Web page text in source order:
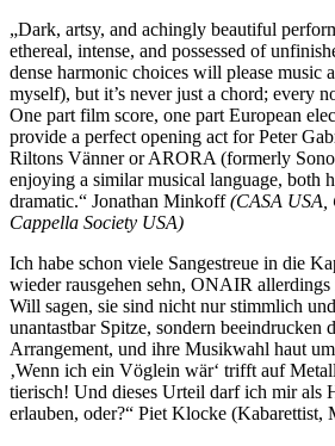
„Dark, artsy, and achingly beautiful
ethereal, intense, and possessed of
dense harmonic choices will please music
myself), but it’s never just a chord; every
One part film score, one part European
provide a perfect opening act for Peter
Riltons Vänner or ARORA (formerly
enjoying a similar musical language, both
dramatic.“ Jonathan Minkoff(CASA USA,
Cappella Society USA)
Ich habe schon viele Sangestreue in die
wieder rausgehen sehn, ONAIR
Will sagen, sie sind nicht nur stimmlich
unantastbar Spitze, sondern beeindrucken
Arrangement, und ihre Musikwahl haut
‚Wenn ich ein Vöglein wär‘ trifft auf
tierisch! Und dieses Urteil darf ich mir als
erlauben, oder?“ Piet Klocke (Kabarettist,